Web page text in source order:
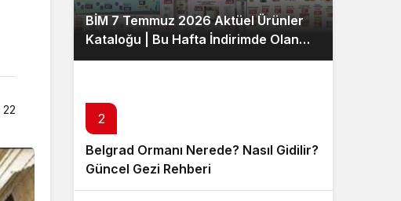
22
BİM 7 Temmuz 2026 Aktüel Ürünler
Kataloğu | Bu Hafta İndirimde Olan
Ürünler
2
Belgrad Ormanı Nerede? Nasıl Gidilir?
Güncel Gezi Rehberi